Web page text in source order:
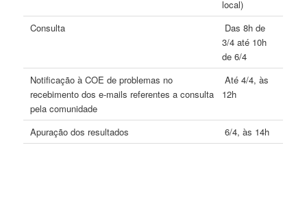
local)
Consulta
Das 8h de
3/4 até 10h
de 6/4
Notificação à COE de problemas no
recebimento dos e-mails referentes a consulta
pela comunidade
Até 4/4, às
12h
Apuração dos resultados 6/4, às 14h